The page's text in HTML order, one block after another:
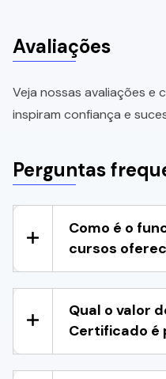
Avaliações
Veja nossas avaliações e
inspiram confiança e
Perguntas
Como é o
cursos
Qual o valor
Certificado é